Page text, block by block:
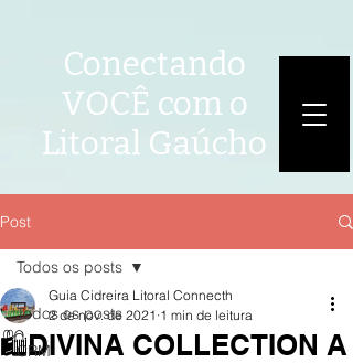
Conectando
VOCÊ com o
Litoral Gaúcho
Post
Todos os posts
CRM
Todos os posts
🛍DIVINA COLLECTION A
Guia Cidreira Litoral Connecth
2 de nov. de 2021 1 min de leitura